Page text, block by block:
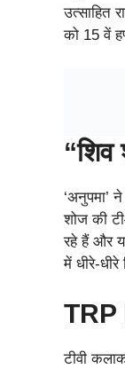
उत्साहित
को 15 वें
“शिव
‘अनुपमा’
शोज की
रहे हैं और
में धीरे-
TRP
टीवी